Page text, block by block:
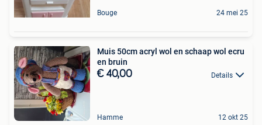
Bouge 24 mei 25
Muis 50cm acryl wol en schaap wol ecru
en bruin
€ 40,00 Details
Hamme 12 okt 25